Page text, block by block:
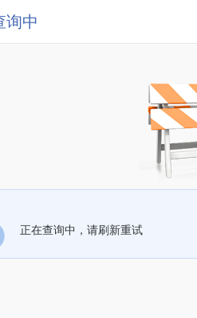
询中
正在查询中，请刷新重试